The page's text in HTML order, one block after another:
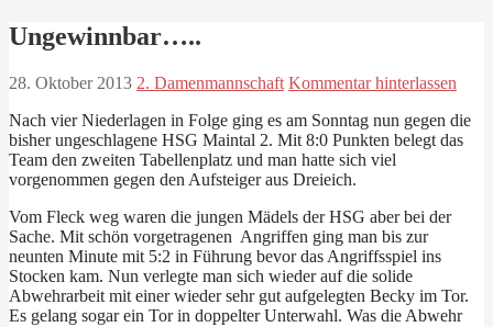
Ungewinnbar…..
28. Oktober 2013 2. Damenmannschaft Kommentar hinterlassen
Nach vier Niederlagen in Folge ging es am Sonntag nun gegen die
bisher ungeschlagene HSG Maintal 2. Mit 8:0 Punkten belegt das
Team den zweiten Tabellenplatz und man hatte sich viel
vorgenommen gegen den Aufsteiger aus Dreieich.
Vom Fleck weg waren die jungen Mädels der HSG aber bei der
Sache. Mit schön vorgetragenen Angriffen ging man bis zur
neunten Minute mit 5:2 in Führung bevor das Angriffsspiel ins
Stocken kam. Nun verlegte man sich wieder auf die solide
Abwehrarbeit mit einer wieder sehr gut aufgelegten Becky im Tor.
Es gelang sogar ein Tor in doppelter Unterwahl. Was die Abwehr